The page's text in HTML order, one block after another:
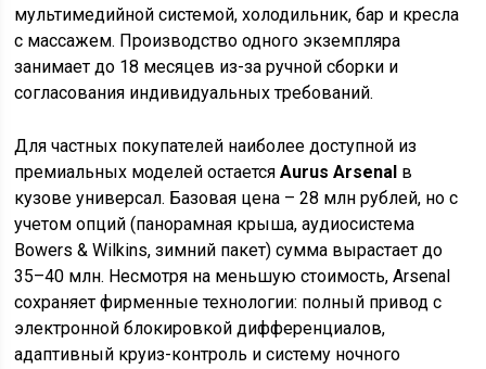
мультимедийной системой, холодильник, бар и кресла
с массажем. Производство одного экземпляра
занимает до 18 месяцев из-за ручной сборки и
согласования индивидуальных требований.
Для частных покупателей наиболее доступной из
премиальных моделей остаетсяAurus Arsenal в
кузове универсал. Базовая цена – 28 млн рублей, но с
учетом опций (панорамная крыша, аудиосистема
Bowers & Wilkins, зимний пакет) сумма вырастает до
35–40 млн. Несмотря на меньшую стоимость, Arsenal
сохраняет фирменные технологии: полный привод с
электронной блокировкой дифференциалов,
адаптивный круиз-контроль и систему ночного